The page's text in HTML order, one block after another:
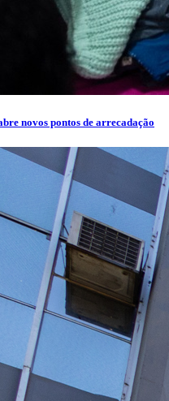
novos pontos de arrecadação